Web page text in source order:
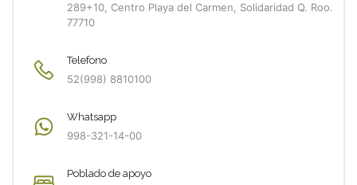
289+10, Centro Playa del Carmen, Solidaridad Q. Roo.
77710
Telefono
52(998) 8810100
Whatsapp
998-321-14-00
Poblado de apoyo